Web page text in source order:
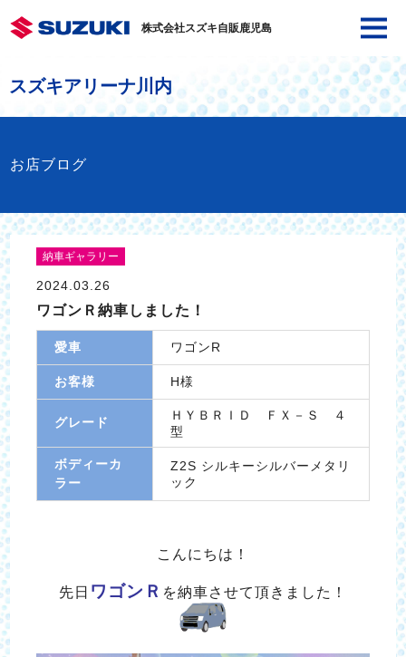
株式会社スズキ自販鹿児島
スズキアリーナ川内
お店ブログ
納車ギャラリー
2024.03.26
ワゴンＲ納車しました！
愛車 ワゴンR
お客様 H様
グレード
ＨＹＢＲＩＤ ＦＸ－Ｓ ４
型
ボディーカ
ラー
Z2S シルキーシルバーメタリ
ック
こんにちは！
先日 ワゴンＲ を納車させて頂きました！